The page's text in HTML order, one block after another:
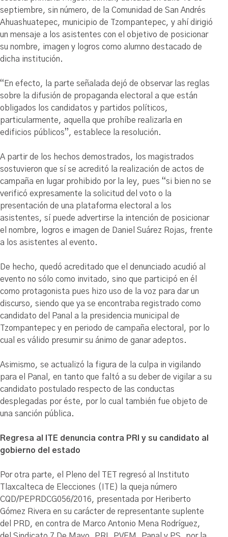
septiembre, sin número, de la Comunidad de San Andrés
Ahuashuatepec, municipio de Tzompantepec, y ahí dirigió
un mensaje a los asistentes con el objetivo de posicionar
su nombre, imagen y logros como alumno destacado de
dicha institución.
“En efecto, la parte señalada dejó de observar las reglas
sobre la difusión de propaganda electoral a que están
obligados los candidatos y partidos políticos,
particularmente, aquella que prohíbe realizarla en
edificios públicos”, establece la resolución.
A partir de los hechos demostrados, los magistrados
sostuvieron que sí se acreditó la realización de actos de
campaña en lugar prohibido por la ley, pues “si bien no se
verificó expresamente la solicitud del voto o la
presentación de una plataforma electoral a los
asistentes, sí puede advertirse la intención de posicionar
el nombre, logros e imagen de Daniel Suárez Rojas, frente
a los asistentes al evento.
De hecho, quedó acreditado que el denunciado acudió al
evento no sólo como invitado, sino que participó en él
como protagonista pues hizo uso de la voz para dar un
discurso, siendo que ya se encontraba registrado como
candidato del Panal a la presidencia municipal de
Tzompantepec y en periodo de campaña electoral, por lo
cual es válido presumir su ánimo de ganar adeptos.
Asimismo, se actualizó la figura de la culpa in vigilando
para el Panal, en tanto que faltó a su deber de vigilar a su
candidato postulado respecto de las conductas
desplegadas por éste, por lo cual también fue objeto de
una sanción pública.
Regresa al ITE denuncia contra PRI y su candidato al
gobierno del estado
Por otra parte, el Pleno del TET regresó al Instituto
Tlaxcalteca de Elecciones (ITE) la queja número
CQD/PEPRDCG056/2016, presentada por Heriberto
Gómez Rivera en su carácter de representante suplente
del PRD, en contra de Marco Antonio Mena Rodríguez,